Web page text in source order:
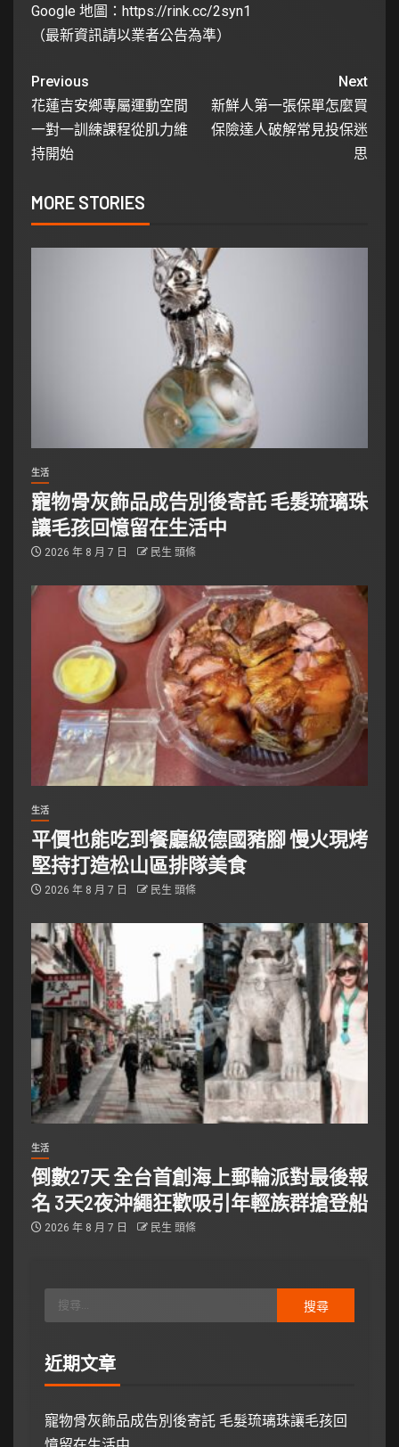
Google 地圖： https://rink.cc/2syn1
（最新資訊請以業者公告為準）
Previous
花蓮吉安鄉專屬運動空間
一對一訓練課程從肌力維
持開始
Next
新鮮人第一張保單怎麼買
保險達人破解常見投保迷
思
MORE STORIES
生活
寵物骨灰飾品成告別後寄託 毛髮琉璃珠
讓毛孩回憶留在生活中
2026 年 8 月 7 日 民生 頭條
生活
平價也能吃到餐廳級德國豬腳 慢火現烤
堅持打造松山區排隊美食
2026 年 8 月 7 日 民生 頭條
生活
倒數27天 全台首創海上郵輪派對最後報
名 3天2夜沖繩狂歡吸引年輕族群搶登船
2026 年 8 月 7 日 民生 頭條
近期文章
寵物骨灰飾品成告別後寄託 毛髮琉璃珠讓毛孩回